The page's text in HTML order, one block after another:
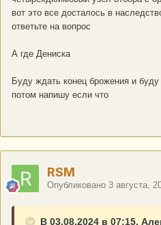
вот это все досталось в
ответьте на вопрос
А где Дениска
Буду ждать конец брожения и буду
потом напишу если что
RSM
Опубликовано 3 августа,
В 03.08.2024 в 07:15,